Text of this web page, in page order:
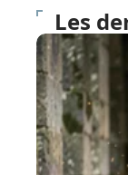
Les